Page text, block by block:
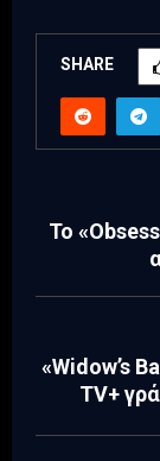
SHARE
Το
«Widow’s
TV+